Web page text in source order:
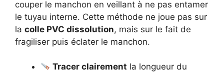
couper le manchon en veillant à ne pas entamer
le tuyau interne. Cette méthode ne joue pas sur
la colle PVC dissolution, mais sur le fait de
fragiliser puis éclater le manchon.
Tracer clairement la longueur du